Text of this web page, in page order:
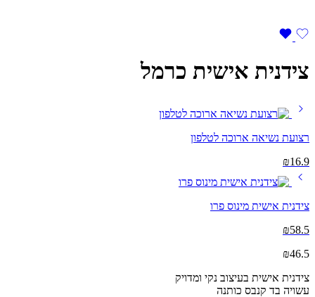
צידנית אישית כרמל
רצועת נשיאה ארוכה לטלפון
₪16.9
צידנית אישית מינוס פרו
₪58.5
₪46.5
צידנית אישית בעיצוב נקי ומדויק
עשויה בד קנבס כותנה